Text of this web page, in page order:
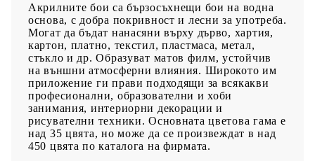
Акрилните бои са бързосъхнещи бои на водна
основа, с добра покривност и лесни за употреба.
Могат да бъдат нанасяни върху дърво, хартия,
картон, платно, текстил, пластмаса, метал,
стъкло и др. Образуват матов филм, устойчив
на външни атмосферни влияния. Широкото им
приложение ги прави подходящи за всякакви
професионални, образователни и хоби
занимания, интериорни декорации и
рисувателни техники. Основната цветова гама е
над 35 цвята, но може да се произвеждат в над
450 цвята по каталога на фирмата.